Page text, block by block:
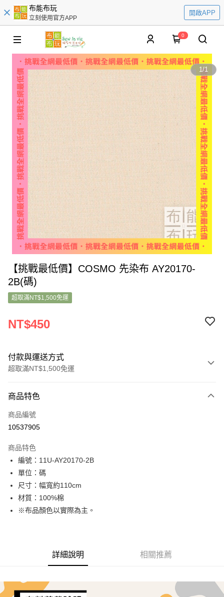
布能布玩
立刻使用官方APP
開啟APP
0
1/1
【挑戰最低價】COSMO 先染布 AY20170-
2B(碼)
超取滿NT$1,500免運
NT$450
付款與運送方式
超取滿NT$1,500免運
信用卡一次付款
超商取貨付款
Apple Pay
街口支付
Google Pay
大哥付你分期
2.付款方式選擇「大哥付你分期」，訂單成立後會自動跳轉到大哥付的交易
流程，驗證手機門號後，選擇欲分期的期數、繳款截止日，確認付款後即完
3.實際核准額度、可分期數及費用金額請依後續交易確認頁面所載為準。
4.訂單成立30分鐘內，如未前往確認交易或遇審核未通過，訂單將自動取
【關於「AFTEE先享後付」】
便利好安心！
１．簡單：不需註冊會員、不需綁卡、不需儲值。
商品特色
商品編號
10537905
商品特色
編號：11U-AY20170-2B
單位：碼
尺寸：幅寬約110cm
材質：100%棉
※布品顏色以實際為主。
詳細說明 相關推薦